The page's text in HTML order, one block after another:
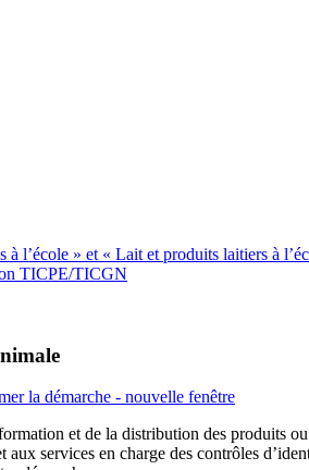
l’école » et « Lait et produits laitiers à
TICPE/TICGN
et de la distribution des produits
services en charge des contrôles